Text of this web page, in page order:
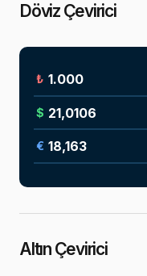
Döviz Çevirici
₺
$
€
Altın Çevirici